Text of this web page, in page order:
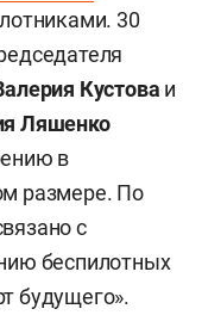
30
Кустова и
Ляшенко
в
размере. По
с
беспилотных
будущего».